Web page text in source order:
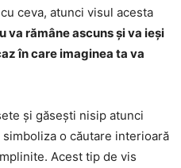
ceva, atunci visul acesta
va rămâne ascuns și va ieși
în care imaginea ta va
și găsești nisip atunci
o căutare interioară
Acest tip de vis